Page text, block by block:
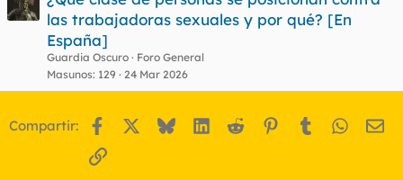
las trabajadoras sexuales y por qué? [En
España]
Guardia Oscuro
Foro General
Masunos 129 24 Mar 2026
Compartir: Facebook BlueskyLinkedIn
Reddit Pinterest
Tumblr
Enlace